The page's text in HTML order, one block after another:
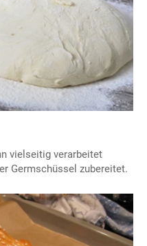
vielseitig verarbeitet
Germschüssel zubereitet.